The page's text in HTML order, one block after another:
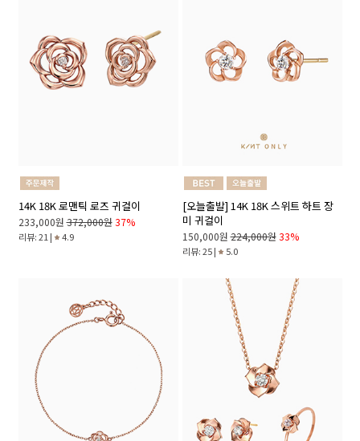
14K 18K 로맨틱 로즈 귀걸이
233,000원 372,000원 37%
리뷰: 21 | 4.9
[오늘출발] 14K 18K 스위트 하트 장
미 귀걸이
150,000원 224,000원 33%
리뷰: 25 | 5.0